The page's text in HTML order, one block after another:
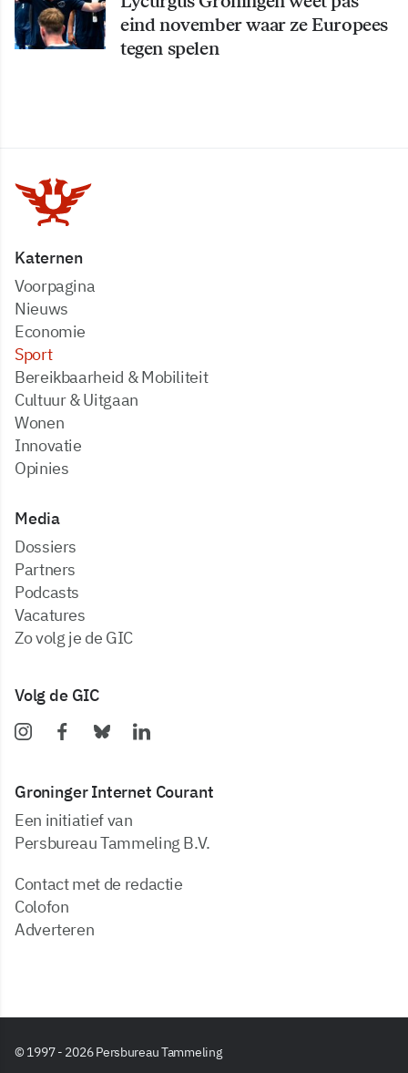
eind november waar ze Europees
tegen spelen
Katernen
Voorpagina
Nieuws
Economie
Sport
Bereikbaarheid & Mobiliteit
Cultuur & Uitgaan
Wonen
Innovatie
Opinies
Media
dossiers
partners
podcasts
vacatures
zo volg je de GIC
Volg de GIC
Groninger Internet Courant
Een initiatief van
Persbureau Tammeling B.V.
Contact met de redactie
Colofon
Adverteren
© 1997 - 2026 Persbureau Tammeling